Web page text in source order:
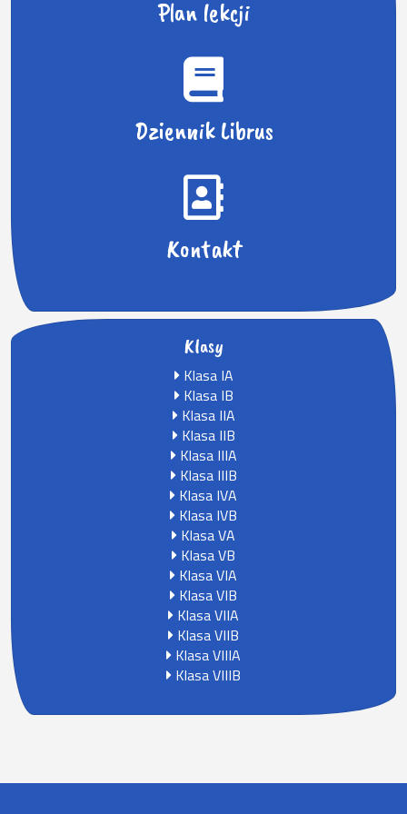
Plan lekcji
Dziennik Librus
Kontakt
Klasy
Klasa IA
Klasa IB
Klasa IIA
Klasa IIB
Klasa IIIA
Klasa IIIB
Klasa IVA
Klasa IVB
Klasa VA
Klasa VB
Klasa VIA
Klasa VIB
Klasa VIIA
Klasa VIIB
Klasa VIIIA
Klasa VIIIB